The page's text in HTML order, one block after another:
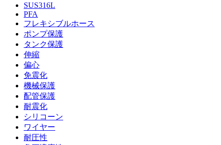
SUS316L
PFA
フレキシブルホース
ポンプ保護
タンク保護
伸縮
偏心
免震化
機械保護
配管保護
耐震化
シリコーン
ワイヤー
耐圧性